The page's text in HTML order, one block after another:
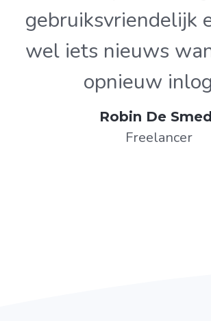
gebruiksvriendelijk
wel iets nieuws
opnieuw
Robin De
Freelancer